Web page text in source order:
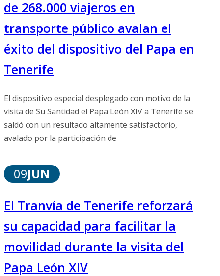
de 268.000 viajeros en
transporte público avalan el
éxito del dispositivo del Papa en
Tenerife
El dispositivo especial desplegado con motivo de la
visita de Su Santidad el Papa León XIV a Tenerife se
saldó con un resultado altamente satisfactorio,
avalado por la participación de
09JUN
El Tranvía de Tenerife reforzará
su capacidad para facilitar la
movilidad durante la visita del
Papa León XIV